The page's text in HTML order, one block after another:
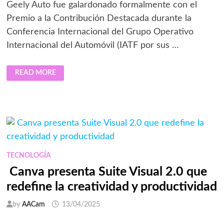
Geely Auto fue galardonado formalmente con el
Premio a la Contribución Destacada durante la
Conferencia Internacional del Grupo Operativo
Internacional del Automóvil (IATF por sus …
GEELY
GANA
PREMIO
CALIDAD
E
INNOVACIÓN
DE
VEHÍCULOS
INTELIGENTES
DE
NUEVA
ENERGÍA
READ MORE
TECNOLOGÍA
Canva presenta Suite Visual 2.0 que
redefine la creatividad y productividad
by AACam 13/04/2025